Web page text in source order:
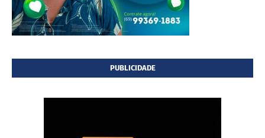
PUBLICIDADE